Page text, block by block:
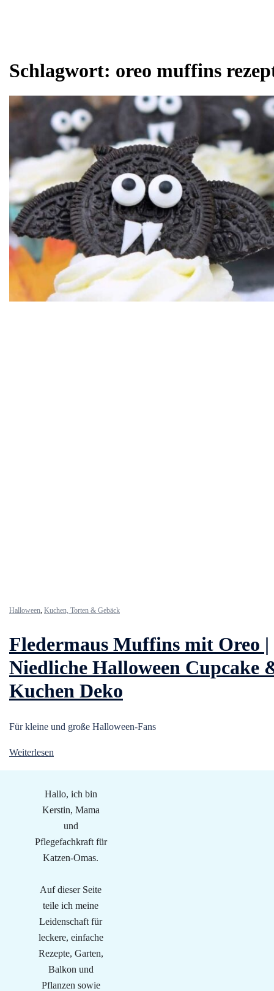
Schlagwort: oreo muffins
Halloween, Kuchen, Torten & Gebäck
Fledermaus Muffins mit Oreo |
Niedliche Halloween Cupcake
Kuchen Deko
Für kleine und große Halloween-Fans
Weiterlesen
Hallo, ich bin
Kerstin, Mama
und
Pflegefachkraft für
Katzen-Omas.
Auf dieser Seite
teile ich meine
Leidenschaft für
leckere, einfache
Rezepte, Garten,
Balkon und
Pflanzen sowie